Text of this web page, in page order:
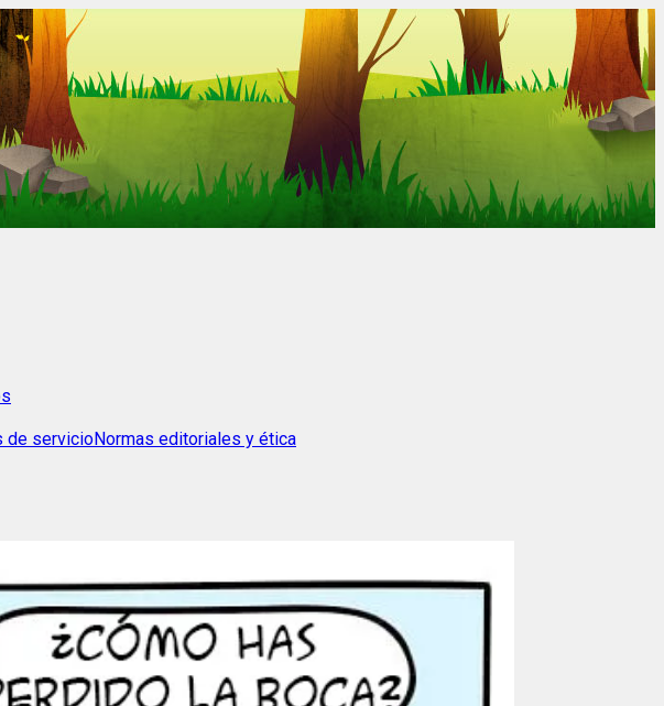
de servicioNormas editoriales y ética